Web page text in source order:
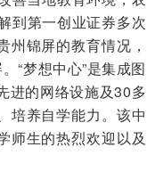
到第一创业证券多次
州锦屏的教育情况，
“梦想中心”是集成图
进的网络设施及30多
培养自学能力。该中
师生的热烈欢迎以及